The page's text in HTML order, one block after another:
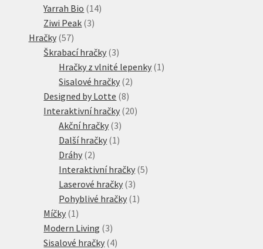
produkty
Yarrah Bio 1414
Ziwi Peak 33
Hračky 5757
produktů
Škrabací hračky 33
produkty
Hračky z vlnité lepenky 1 1
Sisalové hračky 22
Designed by Lotte 88
produktů
Interaktivní hračky 2020
Akční hračky 33
produkty
Další hračky 1 1
Dráhy 22
produkty
Interaktivní hračky 55
Laserové hračky 33
produkty
Pohyblivé hračky 1 1
Míčky 1 1
produkt
Modern Living 33
produkty
Sisalové hračky 44